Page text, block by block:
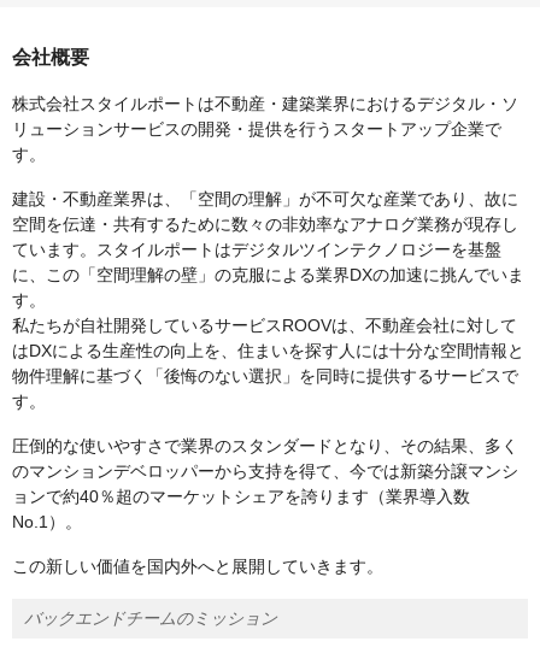
会社概要
株式会社スタイルポートは不動産・建築業界におけるデジタル・ソ
リューションサービスの開発・提供を行うスタートアップ企業で
す。
建設・不動産業界は、「空間の理解」が不可欠な産業であり、故に
空間を伝達・共有するために数々の非効率なアナログ業務が現存し
ています。スタイルポートはデジタルツインテクノロジーを基盤
に、この「空間理解の壁」の克服による業界DXの加速に挑んでいま
す。
私たちが自社開発しているサービスROOVは、不動産会社に対して
はDXによる生産性の向上を、住まいを探す人には十分な空間情報と
物件理解に基づく「後悔のない選択」を同時に提供するサービスで
す。
圧倒的な使いやすさで業界のスタンダードとなり、その結果、多く
のマンションデベロッパーから支持を得て、今では新築分譲マンシ
ョンで約40％超のマーケットシェアを誇ります（業界導入数
No.1）。
この新しい価値を国内外へと展開していきます。
バックエンドチームのミッション